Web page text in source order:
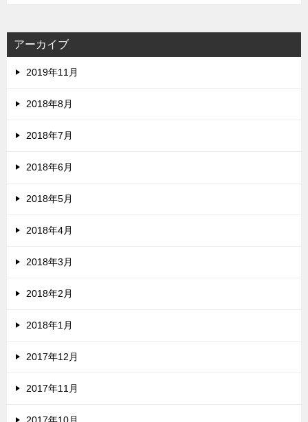
アーカイブ
2019年11月
2018年8月
2018年7月
2018年6月
2018年5月
2018年4月
2018年3月
2018年2月
2018年1月
2017年12月
2017年11月